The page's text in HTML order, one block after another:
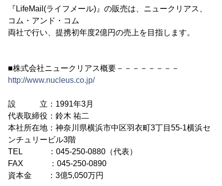
『LifeMail(ライフメール)』の販売は、ニュークリアス、
コム・アンド・コム
両社で行い、提携初年度2億円の売上を目指します。
■株式会社ニュークリアス概要－－－－－－－－
http://www.nucleus.co.jp/
設 立：1991年3月
代表取締役：鈴木 祐二
本社所在地：神奈川県横浜市中区羽衣町3丁目55-1横浜セ
ンチュリービル3階
TEL ：045-250-0880（代表）
FAX ：045-250-0890
資本金 ：3億5,050万円